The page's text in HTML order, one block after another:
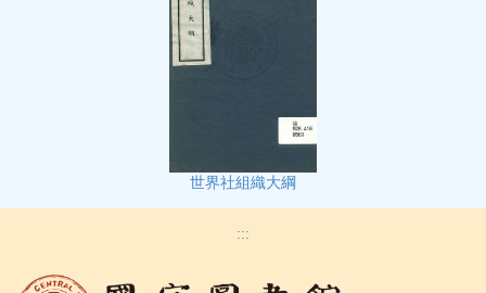
世界社組織大綱
:::